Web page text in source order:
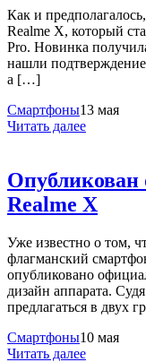
Как и
Realme X, который
Pro. Новинка
нашли
а […]
Смартфоны13 мая
Читать далее
Realme X
Уже известно о том,
флагманский
опубликовано
дизайн аппарата.
предлагаться в двух
Смартфоны10 мая
Читать далее